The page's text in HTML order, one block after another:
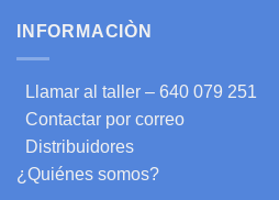
INFORMACIÒN
Llamar al taller – 640 079 251
Contactar por correo
Distribuidores
¿Quiénes somos?